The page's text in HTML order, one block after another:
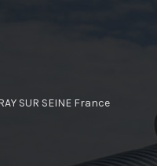
SUR SEINE France